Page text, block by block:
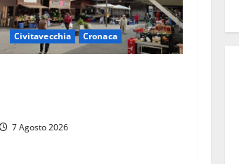
Civitavecchia Cronaca
7 Agosto 2026